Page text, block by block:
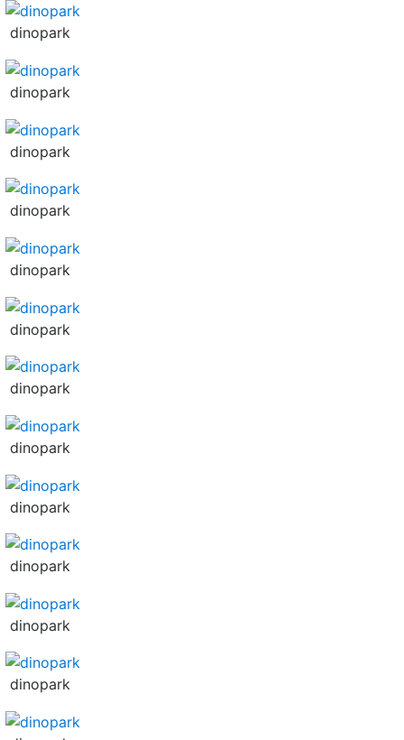
dinopark
dinopark
dinopark
dinopark
dinopark
dinopark
dinopark
dinopark
dinopark
dinopark
dinopark
dinopark